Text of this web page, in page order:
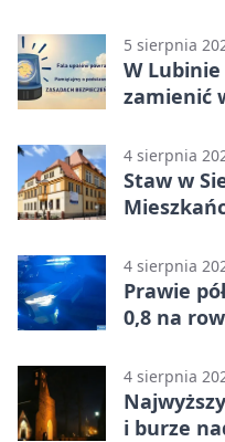
5 sierpnia
W Lubinie
zamienić
4 sierpnia
Staw w
4 sierpnia
Prawie
0,8 na
4 sierpnia
i burze